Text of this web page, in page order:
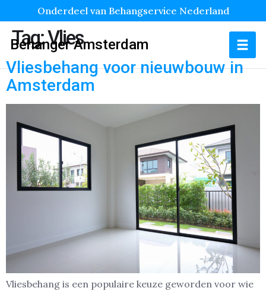
Onderdeel van Behangservice Nederland
Behanger Amsterdam
Tag:Vlies
Vliesbehang voor nieuwbouw in
Amsterdam
Vliesbehang is een populaire keuze geworden voor wie